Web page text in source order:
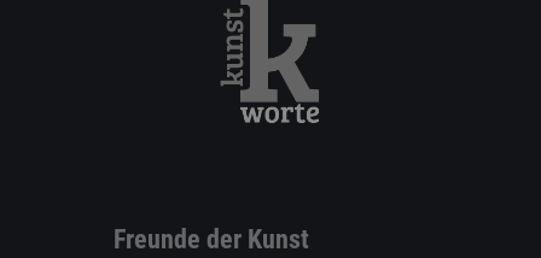
Freunde der Kunst